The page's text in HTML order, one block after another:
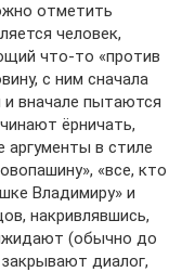
отметить
человек,
что-то «против
с ним сначала
вначале пытаются
ёрничать,
в стиле
«все, кто
Владимиру» и
накривлявшись,
(обычно до
диалог,